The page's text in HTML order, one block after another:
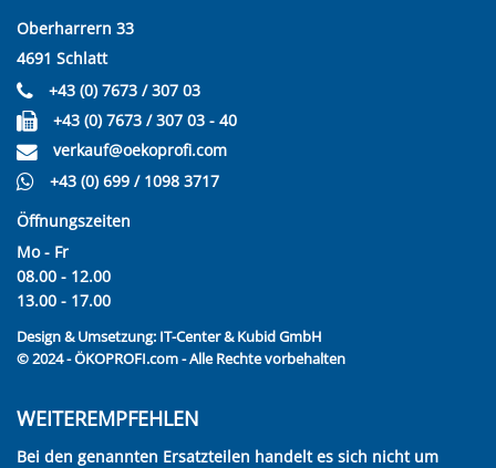
Oberharrern 33
4691 Schlatt
+43 (0) 7673 / 307 03
+43 (0) 7673 / 307 03 - 40
verkauf@oekoprofi.com
+43 (0) 699 / 1098 3717
Öffnungszeiten
Mo - Fr
08.00 - 12.00
13.00 - 17.00
Design & Umsetzung: IT-Center & Kubid GmbH
© 2024 - ÖKOPROFI.com - Alle Rechte vorbehalten
WEITEREMPFEHLEN
Bei den genannten Ersatzteilen handelt es sich nicht um